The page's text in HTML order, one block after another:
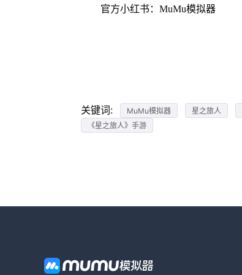
官方小红书：MuMu模拟器
关键词: MuMu模拟器 星之旅人
《星之旅人》手游